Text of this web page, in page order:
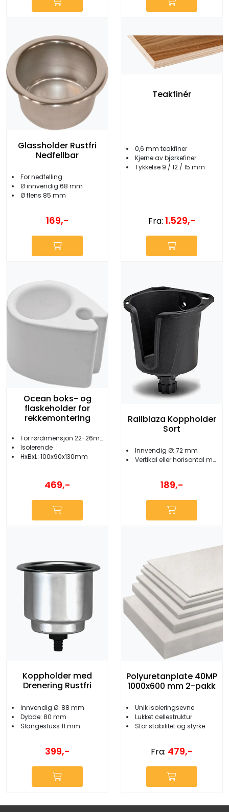
Glassholder Rustfri
Nedfellbar
For nedfelling
Ø innvendig 68 mm
Ø flens 85 mm
169,-
Teakfinér
0,6 mm teakfiner
Kjerne av bjørkefiner
Tykkelse 9 / 12 / 15 mm
Fra: 1.529,-
Ocean boks- og
flaskeholder for
rekkemontering
For rørdimensjon 22-26mm
Isolerende
HxBxL: 100x90x130mm
469,-
Railblaza Koppholder
Sort
Innvendig Ø: 72 mm
Vertikal eller horisontal montering
189,-
Koppholder med
Drenering Rustfri
Innvendig Ø: 88 mm
Dybde: 80 mm
Slangestuss 11 mm
399,-
Polyuretanplate 40MP
1000x600 mm 2-pakk
Unik isoleringsevne
Lukket cellestruktur
Stor stabilitet og styrke
Fra: 479,-